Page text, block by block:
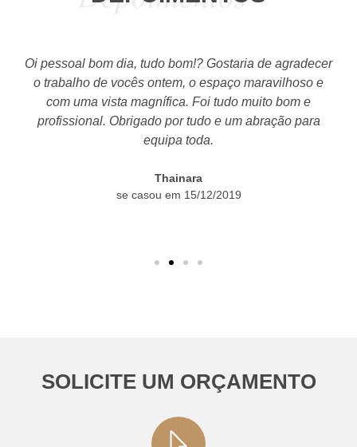
Oi pessoal bom dia, tudo bom!? Gostaria de agradecer
o trabalho de vocês ontem, o espaço maravilhoso e
com uma vista magnífica. Foi tudo muito bom e
profissional. Obrigado por tudo e um abração para
equipa toda.
Thainara
se casou em 15/12/2019
SOLICITE UM ORÇAMENTO